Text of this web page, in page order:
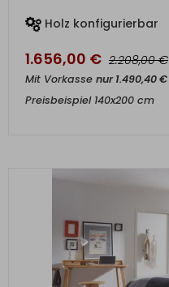
Holz konfigurierbar
1.656,00 € 2.208,00€
Mit Vorkasse nur1.490,40€
Preisbeispiel 140x200 cm